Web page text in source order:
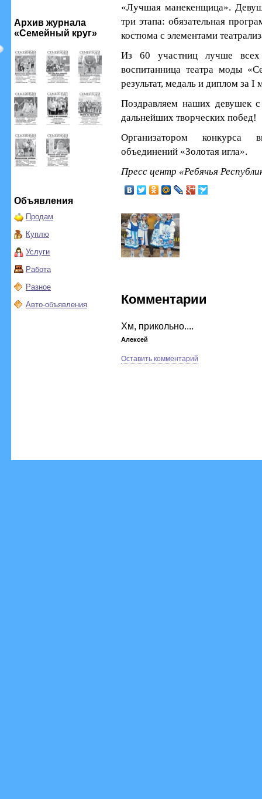
Архив журнала
«Семейный круг»
Объявления
Продам
Куплю
Услуги
Работа
Разное
Авто-объявления
«Лучшая манекенщица».
три этапа: обязательная
костюма с элементами
Из 60 участниц лучше всех
воспитанница театра моды
результат, медаль и диплом за I
Поздравляем наших девушек
дальнейших творческих побед!
Организатором конкурса
объединений «Золотая игла».
Пресс центр «Ребячья
Комментарии
Хм, прикольно....
Алексей
Оставить комментарий